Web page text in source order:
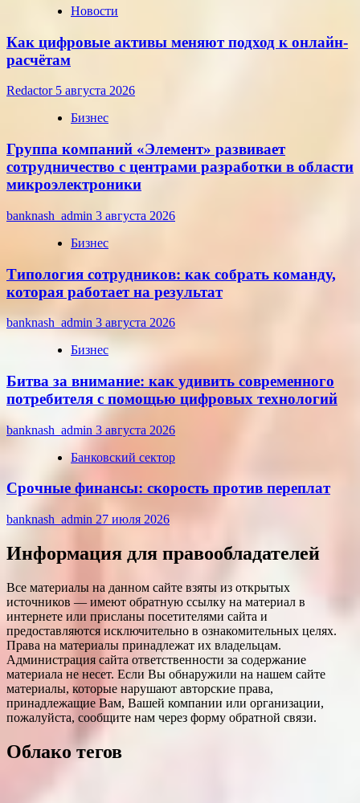
Новости
Как цифровые активы меняют подход к онлайн-
расчётам
Redactor 5 августа 2026
Бизнес
Группа компаний «Элемент» развивает
сотрудничество с центрами разработки в области
микроэлектроники
banknash_admin 3 августа 2026
Бизнес
Типология сотрудников: как собрать команду,
которая работает на результат
banknash_admin 3 августа 2026
Бизнес
Битва за внимание: как удивить современного
потребителя с помощью цифровых технологий
banknash_admin 3 августа 2026
Банковский сектор
Срочные финансы: скорость против переплат
banknash_admin 27 июля 2026
Информация для правообладателей
Все материалы на данном сайте взяты из открытых
источников — имеют обратную ссылку на материал в
интернете или присланы посетителями сайта и
предоставляются исключительно в ознакомительных целях.
Права на материалы принадлежат их владельцам.
Администрация сайта ответственности за содержание
материала не несет. Если Вы обнаружили на нашем сайте
материалы, которые нарушают авторские права,
принадлежащие Вам, Вашей компании или организации,
пожалуйста, сообщите нам через форму обратной связи.
Облако тегов